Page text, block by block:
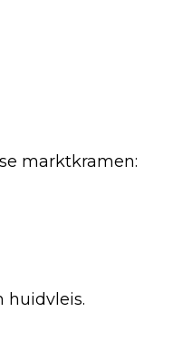
marktkramen:
huidvleis.